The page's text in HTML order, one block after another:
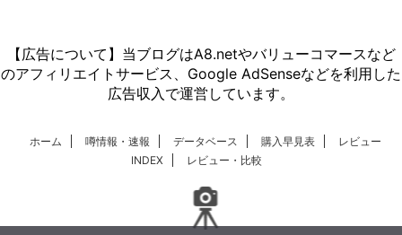
【広告について】当ブログはA8.netやバリューコマースなど
のアフィリエイトサービス、Google AdSenseなどを利用した
広告収入で運営しています。
ホーム 噂情報・速報 データベース 購入早見表
レビュー
INDEX
レビュー・比較